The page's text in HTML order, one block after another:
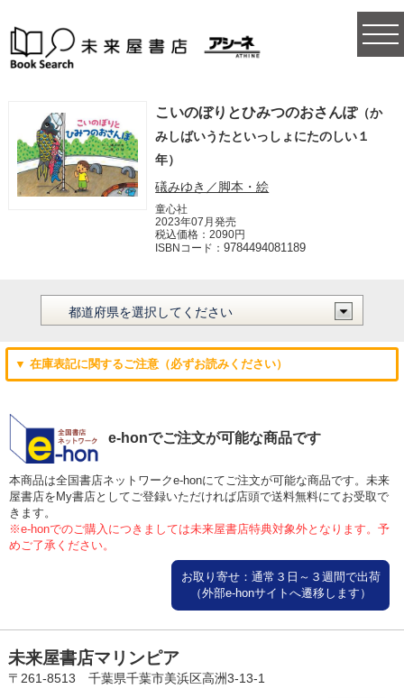
こいのぼりとひみつのおさんぽ（か
みしばいうたといっしょにたのしい１
年）
礒みゆき／脚本・絵
童心社
2023年07月発売
税込価格：2090円
ISBNコード：9784494081189
▼ 在庫表記に関するご注意（必ずお読みください）
e-honでご注文が可能な商品です
本商品は全国書店ネットワークe-honにてご注文が可能な商品です。未来
屋書店をMy書店としてご登録いただければ店頭で送料無料にてお受取で
きます。
※e-honでのご購入につきましては未来屋書店特典対象外となります。予
めご了承ください。
お取り寄せ：通常３日～３週間で出荷
（外部e-honサイトへ遷移します）
未来屋書店マリンピア
〒261-8513 千葉県千葉市美浜区高洲3-13-1